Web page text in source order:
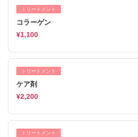
トリートメント
コラーゲン
¥1,100
トリートメント
ケア剤
¥2,200
トリートメント